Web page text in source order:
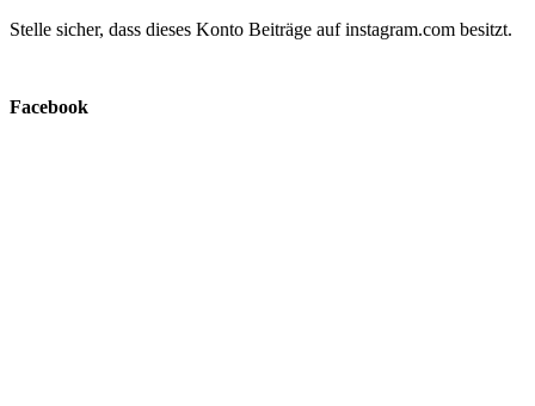
Stelle sicher, dass dieses Konto Beiträge auf instagram.com besitzt.
Facebook